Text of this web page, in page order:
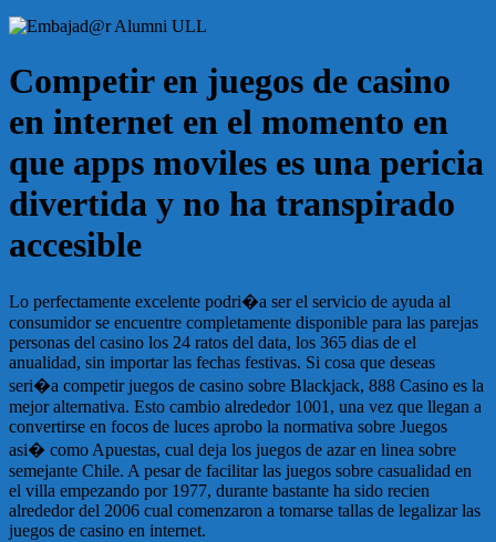
Competir en juegos de casino
en internet en el momento en
que apps moviles es una pericia
divertida y no ha transpirado
accesible
Lo perfectamente excelente podri�a ser el servicio de ayuda al
consumidor se encuentre completamente disponible para las parejas
personas del casino los 24 ratos del data, los 365 dias de el
anualidad, sin importar las fechas festivas. Si cosa que deseas
seri�a competir juegos de casino sobre Blackjack, 888 Casino es la
mejor alternativa. Esto cambio alrededor 1001, una vez que llegan a
convertirse en focos de luces aprobo la normativa sobre Juegos
asi� como Apuestas, cual deja los juegos de azar en linea sobre
semejante Chile. A pesar de facilitar las juegos sobre casualidad en
el villa empezando por 1977, durante bastante ha sido recien
alrededor del 2006 cual comenzaron a tomarse tallas de legalizar las
juegos de casino en internet.